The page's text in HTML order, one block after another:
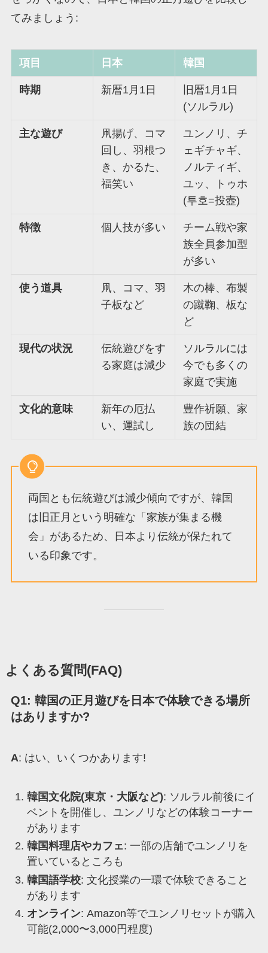
てみましょう:
項目 日本 韓国
時期 新暦1月1日
旧暦1月1日
(ソルラル)
主な遊び
凧揚げ、コマ
回し、羽根つ
き、かるた、
福笑い
ユンノリ、チ
ェギチャギ、
ノルティギ、
ユッ、トゥホ
(투호=投壺)
特徴 個人技が多い
チーム戦や家
族全員参加型
が多い
使う道具
凧、コマ、羽
子板など
木の棒、布製
の蹴鞠、板な
ど
現代の状況
伝統遊びをす
る家庭は減少
ソルラルには
今でも多くの
家庭で実施
文化的意味
新年の厄払
い、運試し
豊作祈願、家
族の団結
両国とも伝統遊びは減少傾向ですが、韓国
は旧正月という明確な「家族が集まる機
会」があるため、日本より伝統が保たれて
いる印象です。
よくある質問(FAQ)
Q1: 韓国の正月遊びを日本で体験できる場所
はありますか?
A: はい、いくつかあります!
韓国文化院(東京・大阪など): ソルラル前後にイ
ベントを開催し、ユンノリなどの体験コーナー
があります
韓国料理店やカフェ: 一部の店舗でユンノリを
置いているところも
韓国語学校: 文化授業の一環で体験できること
があります
オンライン: Amazon等でユンノリセットが購入
可能(2,000〜3,000円程度)